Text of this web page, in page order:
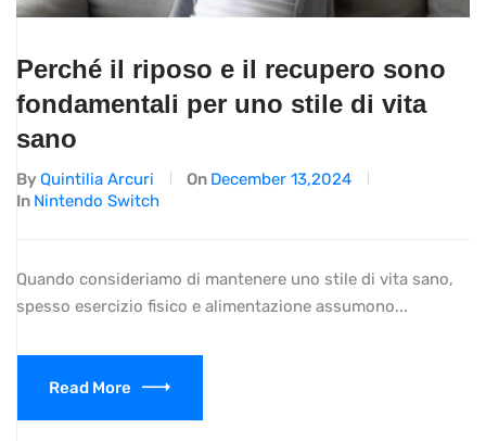
Perché il riposo e il recupero sono
fondamentali per uno stile di vita
sano
By Quintilia Arcuri On December 13,2024
In Nintendo Switch
Quando consideriamo di mantenere uno stile di vita sano,
spesso esercizio fisico e alimentazione assumono...
Read More